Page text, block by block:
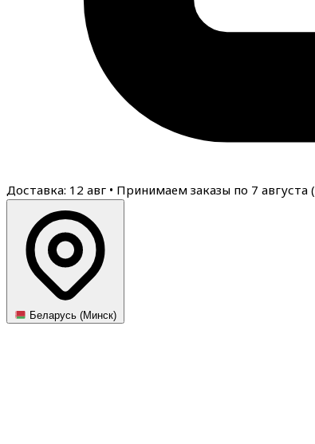
Доставка: 12 авг • Принимаем заказы по 7 августа (
Беларусь (Минск)